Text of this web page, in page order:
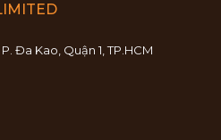
Đa Kao, Quận 1, TP.HCM